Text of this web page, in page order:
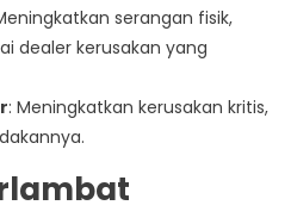
serangan fisik,
dealer kerusakan yang
: Meningkatkan kerusakan kritis,